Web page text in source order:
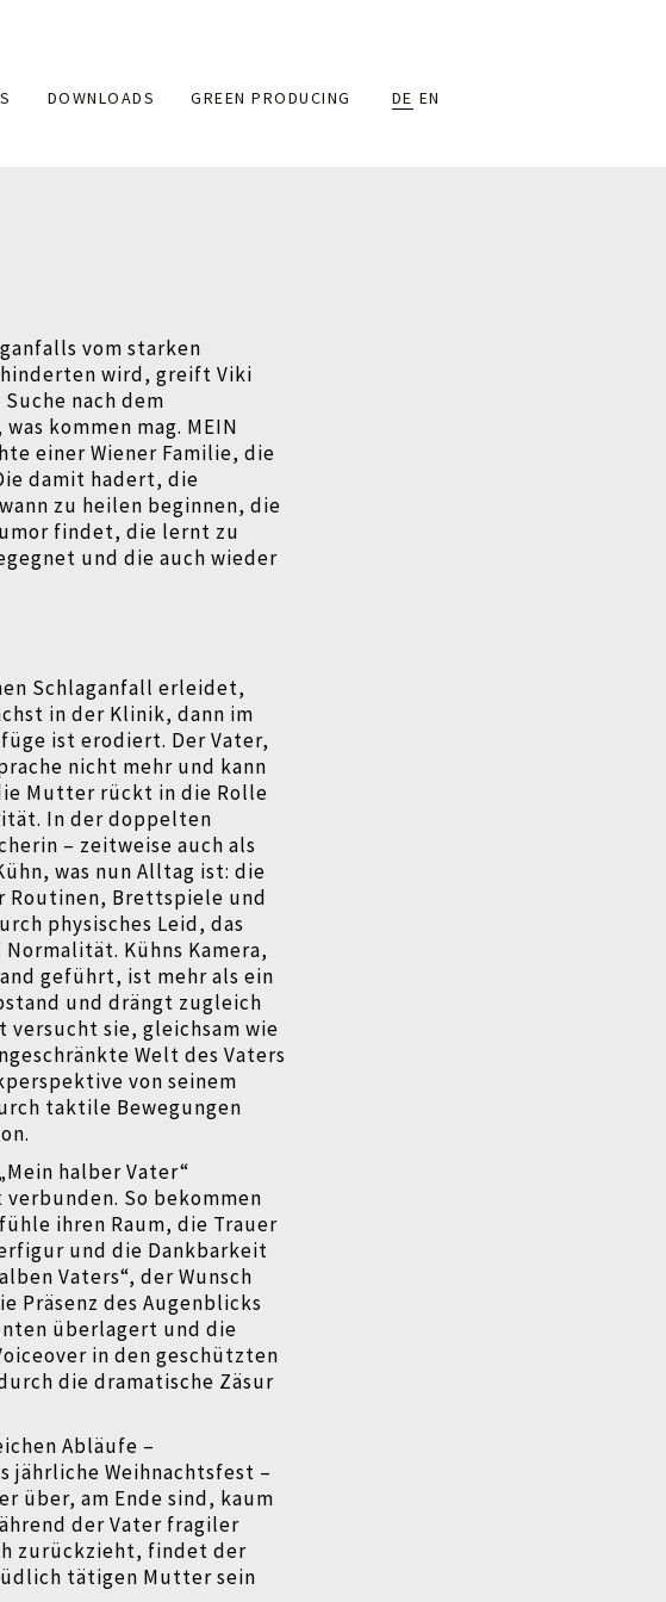
DOWNLOADS GREEN PRODUCING DE EN
vom starken
wird, greift Viki
nach dem
kommen mag. MEIN
einer Wiener Familie, die
damit hadert, die
zu heilen beginnen, die
findet, die lernt zu
und die auch wieder
Schlaganfall erleidet,
in der Klinik, dann im
ist erodiert. Der Vater,
nicht mehr und kann
Mutter rückt in die Rolle
In der doppelten
– zeitweise auch als
was nun Alltag ist: die
Routinen, Brettspiele und
physisches Leid, das
Kühns Kamera,
geführt, ist mehr als ein
und drängt zugleich
sie, gleichsam wie
Welt des Vaters
von seinem
taktile Bewegungen
halber Vater“
So bekommen
ihren Raum, die Trauer
und die Dankbarkeit
Vaters“, der Wunsch
Präsenz des Augenblicks
überlagert und die
in den geschützten
die dramatische Zäsur
Abläufe –
jährliche Weihnachtsfest –
über, am Ende sind, kaum
der Vater fragiler
zurückzieht, findet der
tätigen Mutter sein